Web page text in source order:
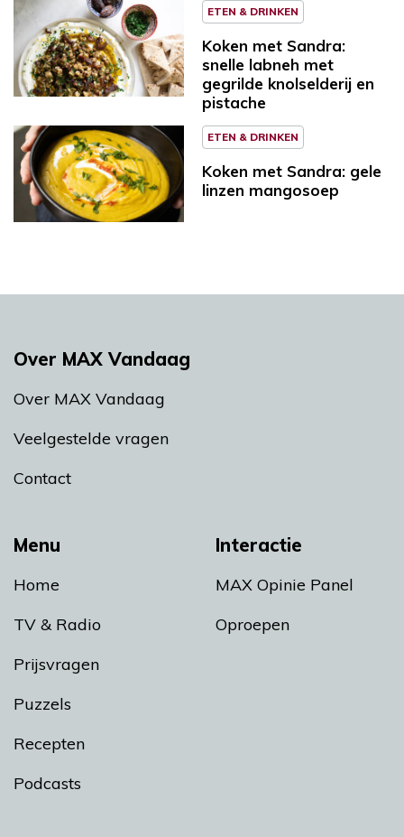
ETEN & DRINKEN
Koken met Sandra:
snelle labneh met
gegrilde knolselderij en
pistache
ETEN & DRINKEN
Koken met Sandra: gele
linzen mangosoep
Menu
Home
TV & Radio
Prijsvragen
Puzzels
Recepten
Podcasts
Interactie
MAX Opinie Panel
Oproepen
Over MAX Vandaag
Over MAX Vandaag
Veelgestelde vragen
Contact